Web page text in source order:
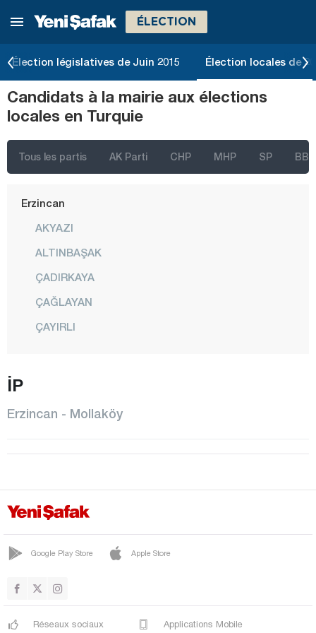
ÉLECTION
Élection législatives de Juin 2015 Élection locales de
Candidats à la mairie aux élections
locales en Turquie
Tous les partis AK Parti CHP MHP SP BBP
Çankırı
Diyarbakır
Düzce
Elazığ
Erzincan
AKYAZI
ALTINBAŞAK
ÇADIRKAYA
ÇAĞLAYAN
ÇAYIRLI
KEMALİYE
MERCAN
MOLLAKÖY
OTLUKBELİ
İP
Erzincan - Mollaköy
Google Play Store Apple Store
Réseaux sociaux Applications Mobile